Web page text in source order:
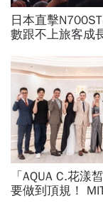
日本直擊N700ST出
數跟不上旅客成長 高鐵
價
「AQUA C.花漾
要做到頂規！